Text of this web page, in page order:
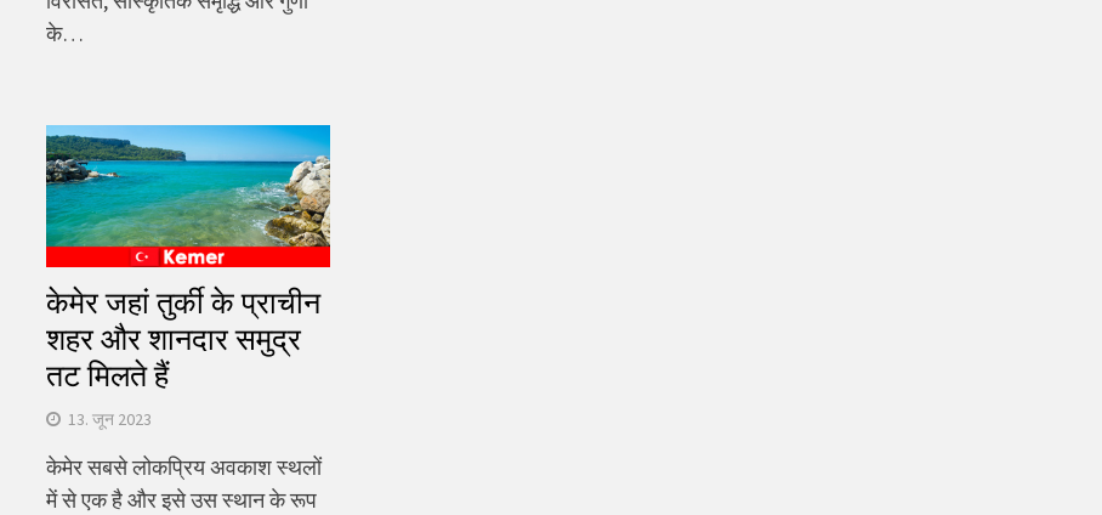
के…
केमेर जहां तुर्की के प्राचीन
शहर और शानदार समुद्र
तट मिलते हैं
13. जून 2023
केमेर सबसे लोकप्रिय अवकाश स्थलों
में से एक है और इसे उस स्थान के रूप